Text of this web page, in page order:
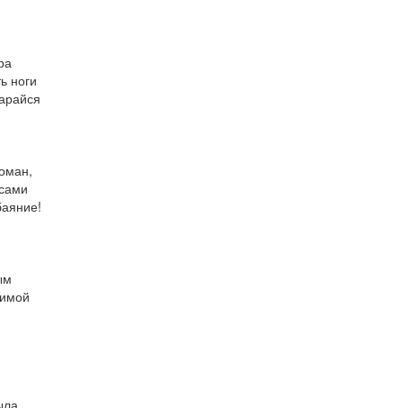
ноги